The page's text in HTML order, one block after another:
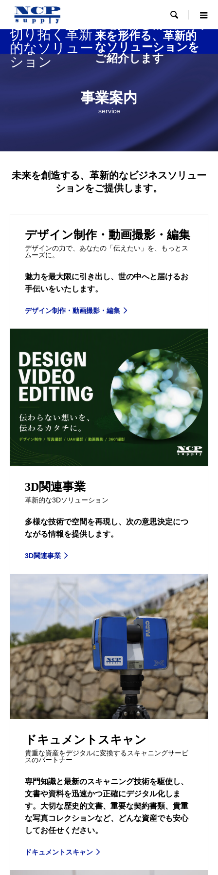

新たな未来を
切り拓く革新
的なソリュー
ション
来を形作る、革新的
なソリューションを
ご紹介します
事業案内
service
未来を創造する、革新的なビジネスソリュー
ションをご提供します。
デザイン制作・動画撮影・編集
デザインの力で、あなたの「伝えたい」を、もっとス
ムーズに。
魅力を最大限に引き出し、世の中へと届けるお
手伝いをいたします。
デザイン制作・動画撮影・編集
3D関連事業
革新的な3Dソリューション
多様な技術で空間を再現し、次の意思決定につ
ながる情報を提供します。
3D関連事業
ドキュメントスキャン
貴重な資産をデジタルに変換するスキャニングサービ
スのパートナー
専門知識と最新のスキャニング技術を駆使し、
文書や資料を迅速かつ正確にデジタル化しま
す。大切な歴史的文書、重要な契約書類、貴重
な写真コレクションなど、どんな資産でも安心
してお任せください。
ドキュメントスキャン